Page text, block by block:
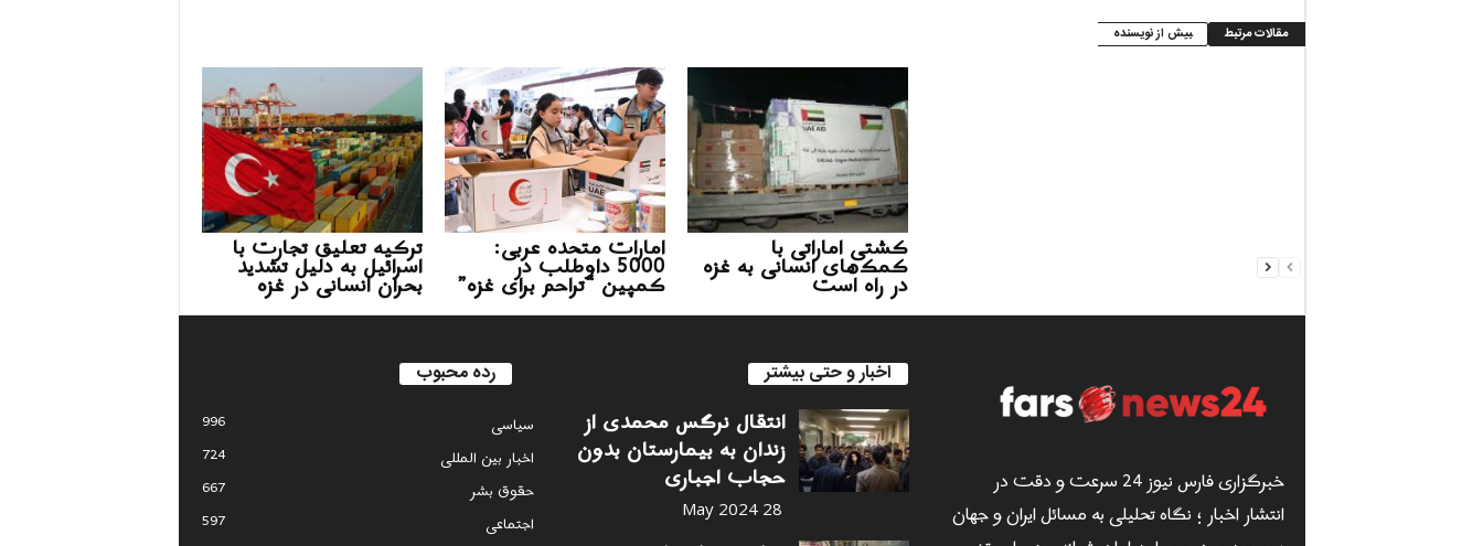
مقالات مرتبط بیش از نویسنده
ترکیه تعلیق تجارت با
اسرائیل به دلیل تشدید
بحران انسانی در غزه
امارات متحده عربی:
5000 داوطلب در
کمپین “تراحم برای غزه”
کشتی اماراتی با
کمک‌های انسانی به غزه
در راه است
خبرگزاری فارس نیوز 24 سرعت و دقت در
انتشار اخبار ؛ نگاه تحلیلی به مسائل ایران و جهان
اخبار و حتی بیشتر
انتقال نرگس محمدی از
زندان به بیمارستان بدون
حجاب اجباری
28 May 2024
رده محبوب
سياسى
996
اخبار بین المللی
724
حقوق بشر
667
اجتماعی
597